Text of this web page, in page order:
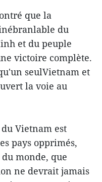
que la
du
et du peuple
victoire complète.
seulVietnam et
la voie au
Vietnam est
pays opprimés,
monde, que
ne devrait jamais